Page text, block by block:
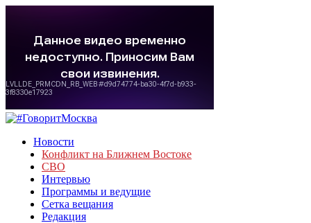
Новости
Конфликт на Ближнем Востоке
СВО
Интервью
Программы и ведущие
Сетка вещания
Редакция